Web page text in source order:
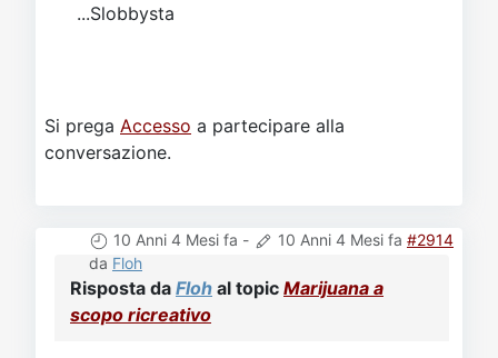
...Slobbysta
Si prega Accesso a partecipare alla
conversazione.
10 Anni 4 Mesi fa - 10 Anni 4 Mesi fa #2914
da Floh
Risposta da Floh al topic Marijuana a
scopo ricreativo